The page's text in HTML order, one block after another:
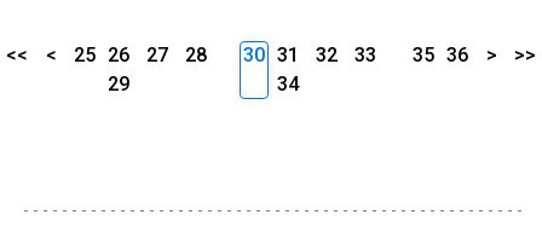
<< < 25 26 27
28
29
30 31 32
33
34
35 36 > >>